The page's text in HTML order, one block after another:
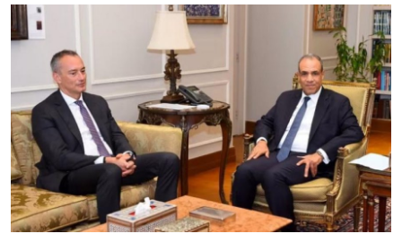
اخبار الرياضة
منوعات
فن وثقافة
علوم وتكنولوجيا
المرأة والجمال